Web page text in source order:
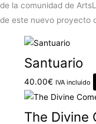
de la comunidad de
de este nuevo proyecto
Santuario
40.00€ IVA incluido
The Divine